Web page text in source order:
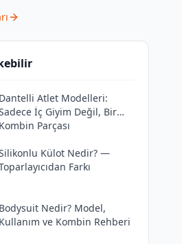
Dantelli Atlet Modelleri:
İç Giyim Değil, Bir
Kombin Parçası
Külot Nedir? —
Farkı
Bodysuit Nedir? Model,
Kullanım ve Kombin Rehberi